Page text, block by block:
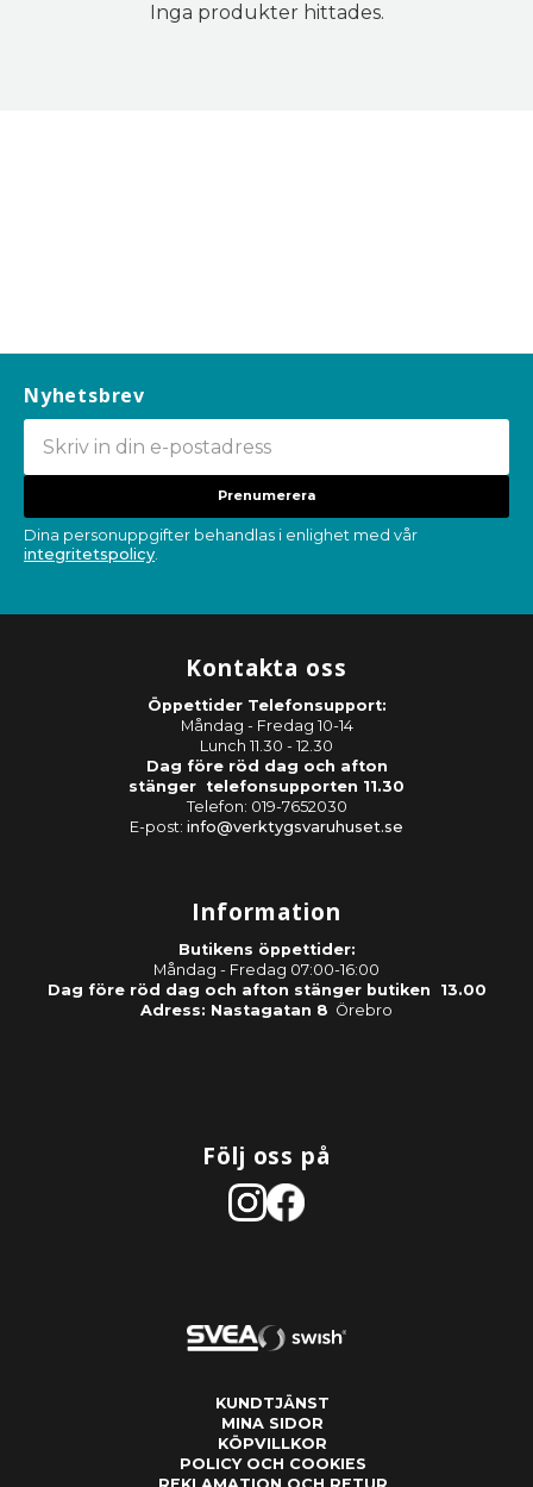
Inga produkter hittades.
Nyhetsbrev
Prenumerera
Dina personuppgifter behandlas i enlighet med vår
integritetspolicy
Kontakta oss
Öppettider Telefonsupport:
Måndag - Fredag 10-14
Lunch 11.30 - 12.30
Dag före röd dag och afton
stänger telefonsupporten 11.30
Telefon: 019-7652030
E-post: info@verktygsvaruhuset.se
Information
Butikens öppettider:
Måndag - Fredag 07:00-16:00
Dag före röd dag och afton stänger butiken 13.00
Adress: Nastagatan 8 Örebro
Följ oss på
KUNDTJÄNST
MINA SIDOR
KÖPVILLKOR
POLICY OCH COOKIES